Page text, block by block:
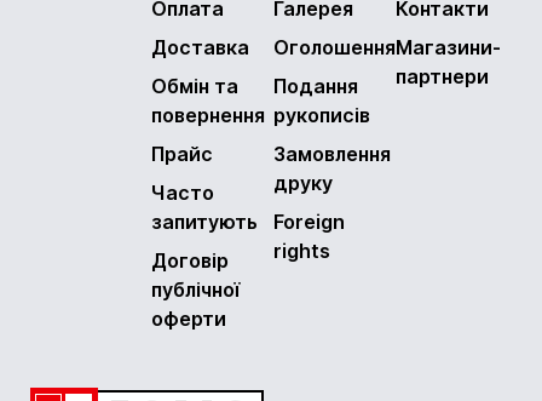
Оплата
Доставка
Обмін та
повернення
Прайс
Часто
запитують
Договір
публічної
оферти
Галерея
Оголошення
Подання
рукописів
Замовлення
друку
Foreign
rights
Контакти
Магазини-
партнери